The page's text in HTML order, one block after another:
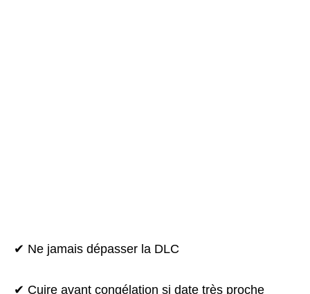
✔ Ne jamais dépasser la DLC
✔ Cuire avant congélation si date très proche